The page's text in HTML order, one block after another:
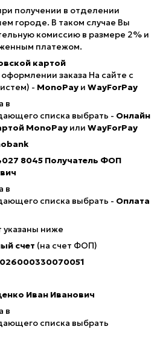
получении в отделении
городе. В таком случае Вы
комиссию в размере 2% и
платежом.
картой
заказа На сайте с
- MonoPay и WayForPay
в
списка выбрать - Онлайн
MonoPay или WayForPay
8045 Получатель ФОП
в
списка выбрать - Оплата
указаны ниже
счет (на счет ФОП)
Иван Иванович
в
списка выбрать